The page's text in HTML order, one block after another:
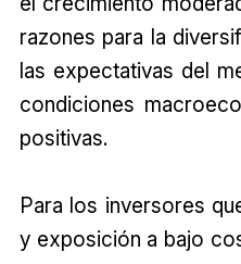
razones para la
las expectativas del
condiciones
positivas.
Para los inversores
y exposición a bajo